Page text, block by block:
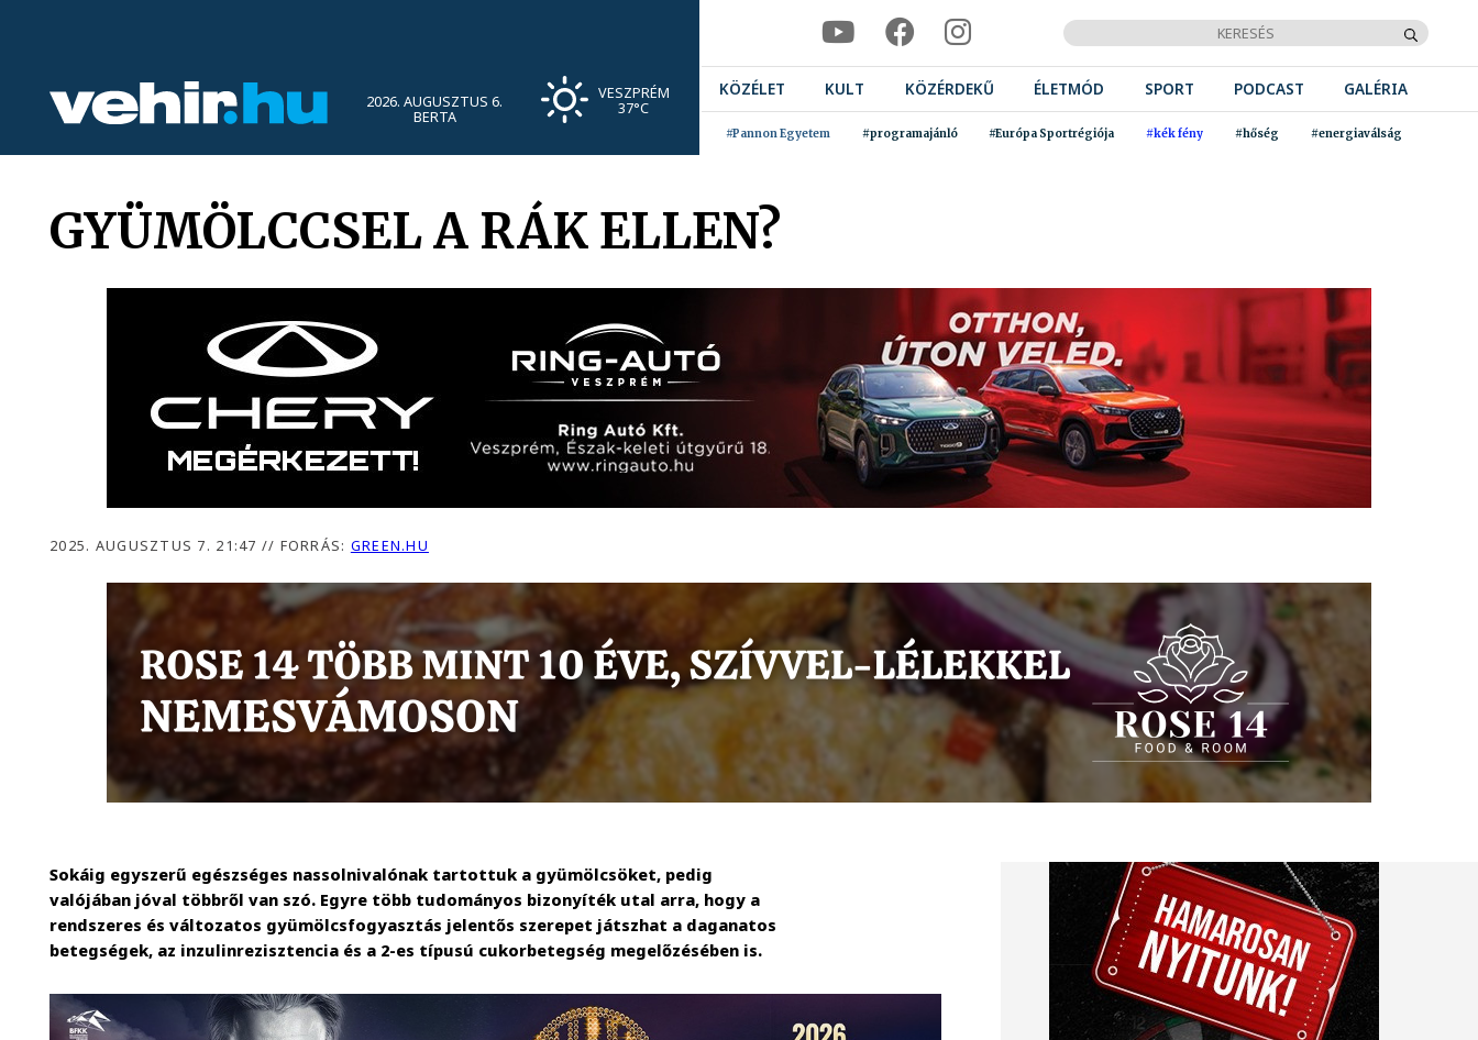
2026. AUGUSZTUS 6.
BERTA
VESZPRÉM
37°C
KÖZÉLET KULT KÖZÉRDEKŰ ÉLETMÓD SPORT PODCAST GALÉRIA
#Pannon Egyetem #programajánló #Európa Sportrégiója #kék fény #hőség #energiaválság
GYÜMÖLCCSEL A RÁK ELLEN?
2025. AUGUSZTUS 7. 21:47 // FORRÁS: GREEN.HU
Sokáig egyszerű egészséges nassolnivalónak tartottuk a gyümölcsöket, pedig
valójában jóval többről van szó. Egyre több tudományos bizonyíték utal arra, hogy a
rendszeres és változatos gyümölcsfogyasztás jelentős szerepet játszhat a daganatos
betegségek, az inzulinrezisztencia és a 2-es típusú cukorbetegség megelőzésében is.